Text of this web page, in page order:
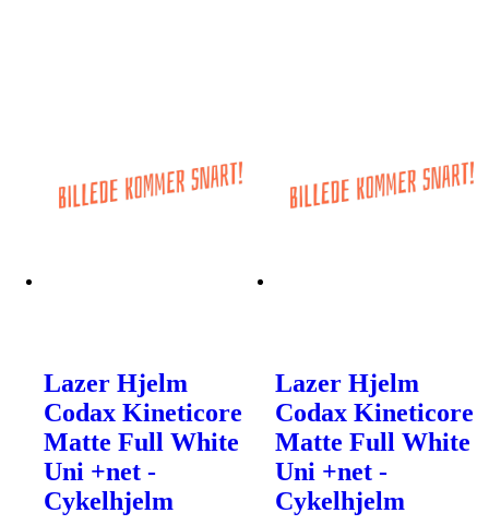
Lazer Hjelm
Codax Kineticore
Matte Full White
Uni +net -
Cykelhjelm
Lazer Hjelm
Codax Kineticore
Matte Full White
Uni +net -
Cykelhjelm